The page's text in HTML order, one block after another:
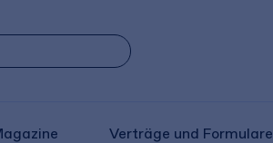
Verträge und Formulare